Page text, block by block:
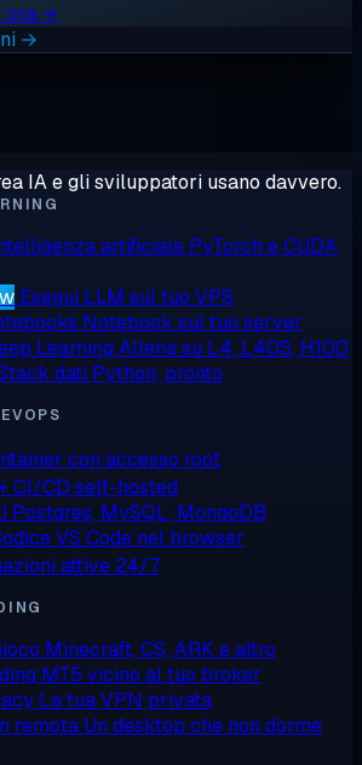
ora →
→
IA e gli sviluppatori usano davvero.
artificiale PyTorch e CUDA
Esegui LLM sul tuo VPS
Notebook sul tuo server
Learning Allena su L4, L40S, H100
dati Python, pronto
con accesso root
CI/CD self-hosted
Postgres, MySQL, MongoDB
VS Code nel browser
attive 24/7
Minecraft, CS, ARK e altro
MT5 vicino al tuo broker
La tua VPN privata
remota Un desktop che non dorme